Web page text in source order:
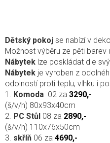
Dětský pokoj se nabízí v
Možnost výběru ze pěti barev
Nábytek lze poskládat dle
Nábytek je vyroben z
odolností proti teplu, vlhku i
1. Komoda 02 za 3290,-
(š/v/h) 80x93x40cm
2. PC Stůl 08 za 2890,-
(š/v/h) 110x76x50cm
3. skříň 06 za 4690,-